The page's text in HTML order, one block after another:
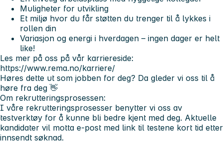
Muligheter for utvikling
Et miljø hvor du får støtten du trenger til å lykkes i
rollen din
Variasjon og energi i hverdagen – ingen dager er helt
like!
Les mer på oss på vår karriereside:
https://www.rema.no/karriere/
Høres dette ut som jobben for deg? Da gleder vi oss til å
høre fra deg 👋
Om rekrutteringsprosessen:
I våre rekrutteringsprosesser benytter vi oss av
testverktøy for å kunne bli bedre kjent med deg. Aktuelle
kandidater vil motta e-post med link til testene kort tid etter
innsendt søknad.